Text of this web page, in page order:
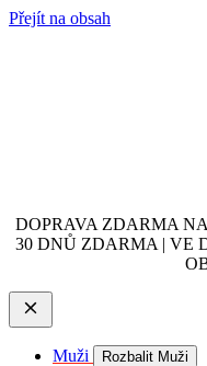
Přejít na obsah
DOPRAVA ZDARMA
30 DNŮ ZDARMA | VE
Muži Rozbalit Muži